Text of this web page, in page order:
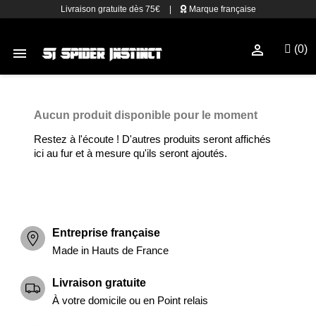
Livraison gratuite dès 75€ Marque française
 (0)

Aucun produit disponible pour le moment
Restez à l'écoute ! D'autres produits seront affichés
ici au fur et à mesure qu'ils seront ajoutés.
Entreprise française
Made in Hauts de France
Livraison gratuite
À votre domicile ou en Point relais